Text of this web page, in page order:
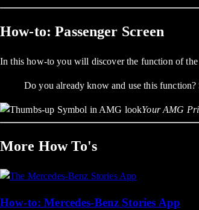
How-to: Passenger Screen
In this how-to you will discover the function of the
Do you already know and use this
Your AMG
More How To's
How-to: Mercedes-Benz Stories App